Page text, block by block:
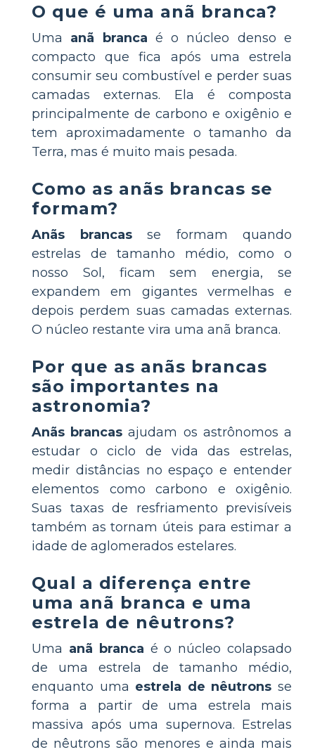
O que é uma anã branca?
Uma anã branca é o núcleo denso e
compacto que fica após uma estrela
consumir seu combustível e perder suas
camadas externas. Ela é composta
principalmente de carbono e oxigênio e
tem aproximadamente o tamanho da
Terra, mas é muito mais pesada.
Como as anãs brancas se
formam?
Anãs brancasse formam quando
estrelas de tamanho médio, como o
nosso Sol, ficam sem energia, se
expandem em gigantes vermelhas e
depois perdem suas camadas externas.
O núcleo restante vira uma anã branca.
Por que as anãs brancas
são importantes na
astronomia?
Anãs brancas ajudam os astrônomos a
estudar o ciclo de vida das estrelas,
medir distâncias no espaço e entender
elementos como carbono e oxigênio.
Suas taxas de resfriamento previsíveis
também as tornam úteis para estimar a
idade de aglomerados estelares.
Qual a diferença entre
uma anã branca e uma
estrela de nêutrons?
Uma anã branca é o núcleo colapsado
de uma estrela de tamanho médio,
enquanto uma estrela de nêutrons se
forma a partir de uma estrela mais
massiva após uma supernova. Estrelas
de nêutrons são menores e ainda mais